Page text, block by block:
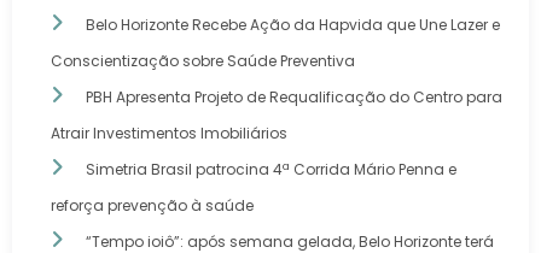
Belo Horizonte Recebe Ação da Hapvida que Une Lazer e
Conscientização sobre Saúde Preventiva
PBH Apresenta Projeto de Requalificação do Centro para
Atrair Investimentos Imobiliários
Simetria Brasil patrocina 4ª Corrida Mário Penna e
reforça prevenção à saúde
“Tempo ioiô”: após semana gelada, Belo Horizonte terá